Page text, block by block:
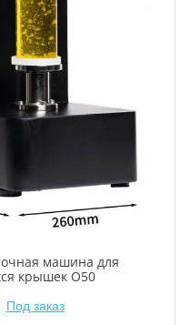
машина для
крышек O50
Под заказ